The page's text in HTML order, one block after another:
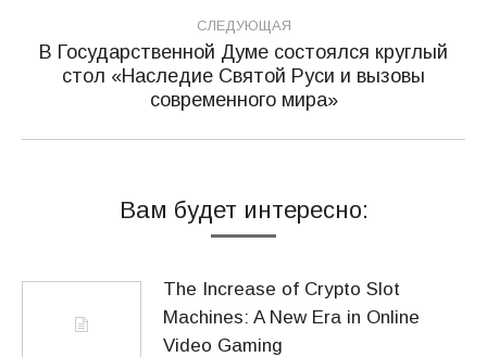
СЛЕДУЮЩАЯ
Следующая
запись:
В Государственной Думе состоялся круглый
стол «Наследие Святой Руси и вызовы
современного мира»
Вам будет интересно:
The Increase of Crypto Slot
Machines: A New Era in Online
Video Gaming